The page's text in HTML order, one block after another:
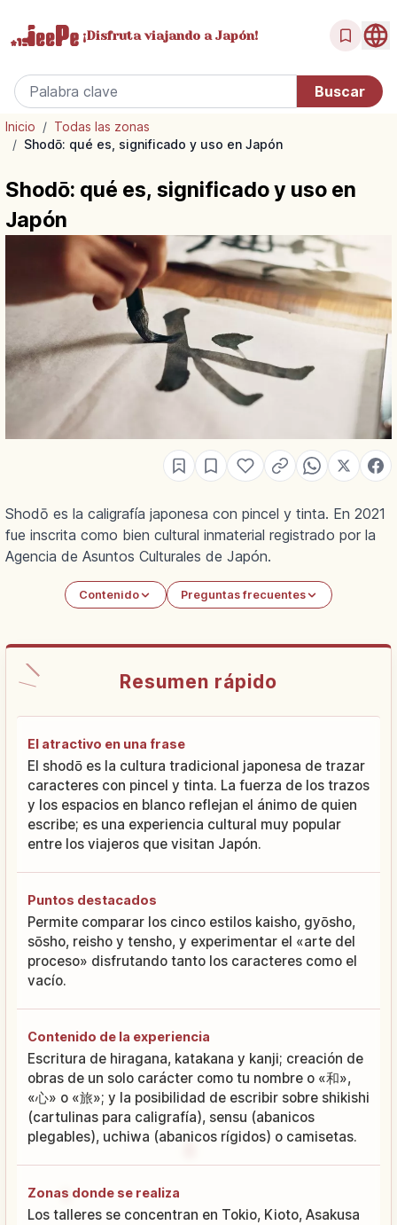
¡Disfrutaviajando a Japón!
Inicio / Todas las zonas
/ Shodō: qué es, significado y uso en Japón
Shodō: qué es, significado y uso en
Japón
Shodō es la caligrafía japonesa con pincel y tinta. En 2021
fue inscrita como bien cultural inmaterial registrado por la
Agencia de Asuntos Culturales de Japón.
Contenido Preguntas frecuentes
Resumen rápido
El atractivo en una frase
El shodō es la cultura tradicional japonesa de trazar
caracteres con pincel y tinta. La fuerza de los trazos
y los espacios en blanco reflejan el ánimo de quien
escribe; es una experiencia cultural muy popular
entre los viajeros que visitan Japón.
Puntos destacados
Permite comparar los cinco estilos kaisho, gyōsho,
sōsho, reisho y tensho, y experimentar el «arte del
proceso» disfrutando tanto los caracteres como el
vacío.
Contenido de la experiencia
Escritura de hiragana, katakana y kanji; creación de
obras de un solo carácter como tu nombre o «和»,
«心» o «旅»; y la posibilidad de escribir sobre shikishi
(cartulinas para caligrafía), sensu (abanicos
plegables), uchiwa (abanicos rígidos) o camisetas.
Zonas donde se realiza
Los talleres se concentran en Tokio, Kioto, Asakusa